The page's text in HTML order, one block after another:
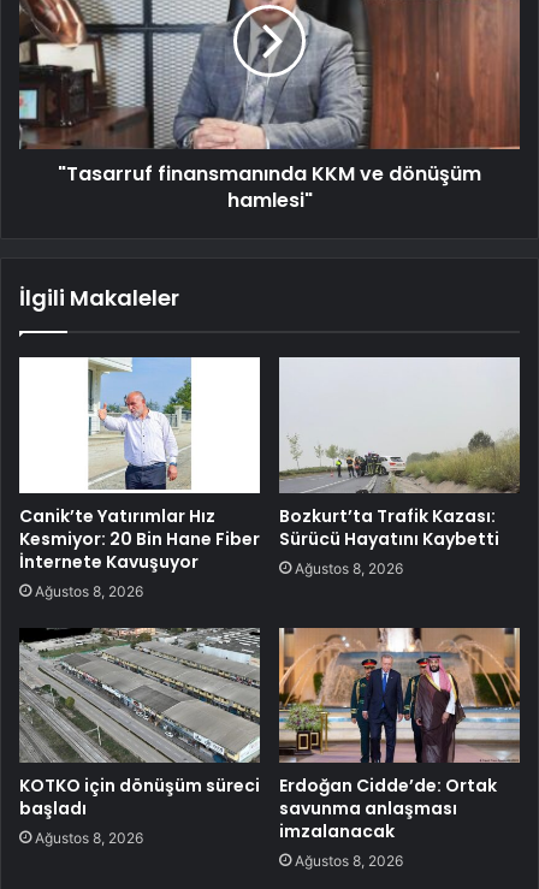
"Tasarruf finansmanında KKM ve dönüşüm
hamlesi"
İlgili Makaleler
Canik’te Yatırımlar Hız
Kesmiyor: 20 Bin Hane Fiber
İnternete Kavuşuyor
Ağustos 8, 2026
Bozkurt’ta Trafik Kazası:
Sürücü Hayatını Kaybetti
Ağustos 8, 2026
KOTKO için dönüşüm süreci
başladı
Ağustos 8, 2026
Erdoğan Cidde’de: Ortak
savunma anlaşması
imzalanacak
Ağustos 8, 2026